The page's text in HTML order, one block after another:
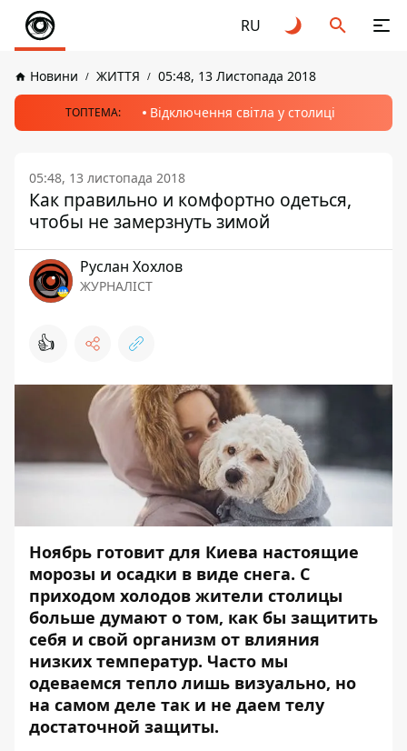
RU
Новини ЖИТТЯ 05:48, 13 Листопада 2018
ТОПТЕМА: Відключення світла у столиці
05:48, 13 листопада 2018
Как правильно и комфортно одеться,
чтобы не замерзнуть зимой
Руслан Хохлов
ЖУРНАЛІСТ
👍
Ноябрь готовит для Киева настоящие
морозы и осадки в виде снега. С
приходом холодов жители столицы
больше думают о том, как бы защитить
себя и свой организм от влияния
низких температур. Часто мы
одеваемся тепло лишь визуально, но
на самом деле так и не даем телу
достаточной защиты.